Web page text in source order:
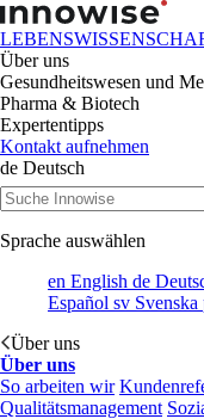
Über uns
Gesundheitswesen und
Pharma & Biotech
Expertentipps
Kontakt aufnehmen
de Deutsch
Sprache auswählen
en English de
Español sv Svenska
Über uns
Über uns
So arbeiten wir
Qualitätsmanagement